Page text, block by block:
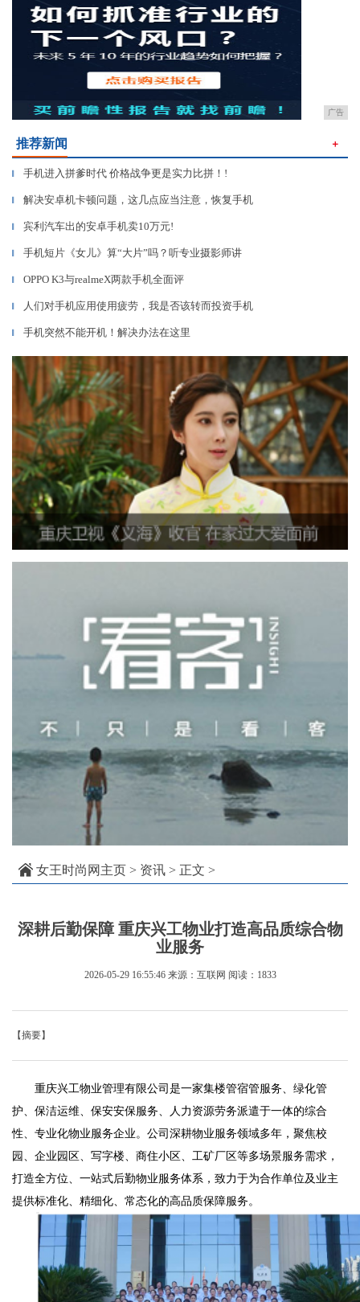
广告
推荐新闻 ＋
▎ 手机进入拼爹时代 价格战争更是实力比拼！!
▎ 解决安卓机卡顿问题，这几点应当注意，恢复手机
▎ 宾利汽车出的安卓手机卖10万元!
▎ 手机短片《女儿》算“大片”吗？听专业摄影师讲
▎ OPPO K3与realmeX两款手机全面评
▎ 人们对手机应用使用疲劳，我是否该转而投资手机
▎ 手机突然不能开机！解决办法在这里
女王时尚网主页 > 资讯 > 正文 >
深耕后勤保障 重庆兴工物业打造高品质综合物
业服务
2026-05-29 16:55:46 来源：互联网 阅读：1833
【摘要】
重庆兴工物业管理有限公司是一家集楼管宿管服务、绿化管
护、保洁运维、保安安保服务、人力资源劳务派遣于一体的综合
性、专业化物业服务企业。公司深耕物业服务领域多年，聚焦校
园、企业园区、写字楼、商住小区、工矿厂区等多场景服务需求，
打造全方位、一站式后勤物业服务体系，致力于为合作单位及业主
提供标准化、精细化、常态化的高品质保障服务。